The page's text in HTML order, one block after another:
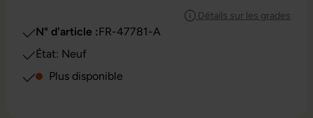
Détails sur les grades
N° d'article :FR-47781-A
État: Neuf
Plus disponible